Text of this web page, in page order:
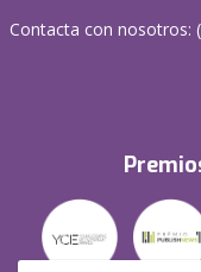
Contacta con nosotros: (